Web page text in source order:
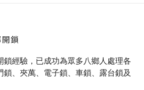
鎖
鎖經驗，已成功為眾多八鄉人處理各
鎖、夾萬、電子鎖、車鎖、露台鎖及